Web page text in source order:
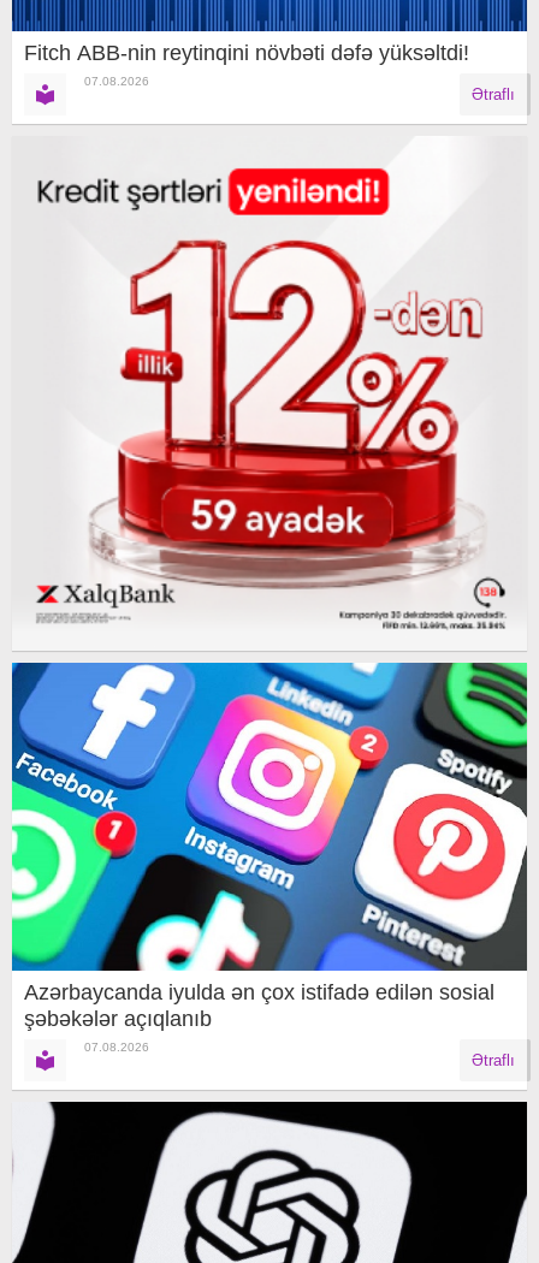
Fitch ABB-nin reytinqini növbəti dəfə yüksəltdi!
07.08.2026
Ətraflı
Azərbaycanda iyulda ən çox istifadə edilən sosial
şəbəkələr açıqlanıb
07.08.2026
Ətraflı